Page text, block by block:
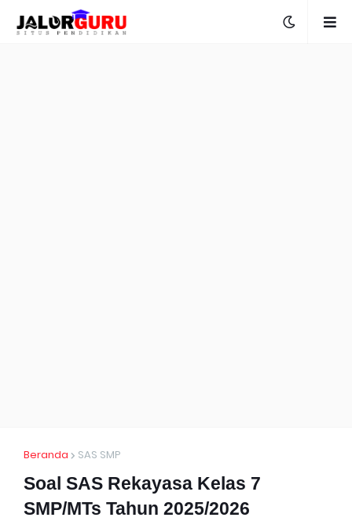
Beranda SAS SMP
Soal SAS Rekayasa Kelas 7
SMP/MTs Tahun 2025/2026